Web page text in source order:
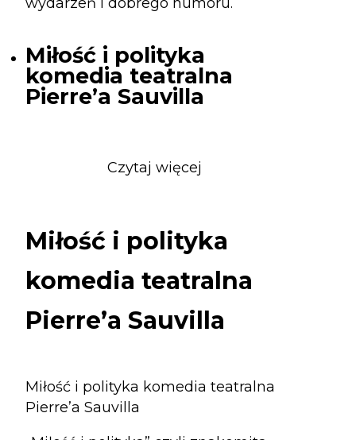
Miłość i polityka
komedia teatralna
Pierre’a Sauvilla
Czytaj więcej
polityka
komedia
teatralna
Pierre’a
Sauvilla
Miłość i polityka
komedia teatralna
Pierre’a Sauvilla
Miłość i polityka komedia teatralna
Pierre’a Sauvilla